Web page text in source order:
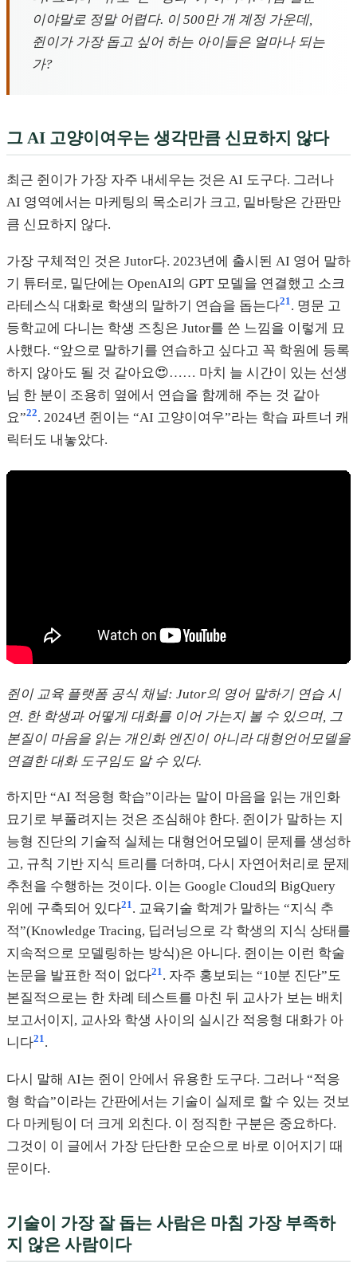
이야말로 정말 어렵다. 이 500만 개 계정 가운데,
쥔이가 가장 돕고 싶어 하는 아이들은 얼마나 되는
가?
그 AI 고양이여우는 생각만큼 신묘하지 않다
최근 쥔이가 가장 자주 내세우는 것은 AI 도구다. 그러나
AI 영역에서는 마케팅의 목소리가 크고, 밑바탕은 간판만
큼 신묘하지 않다.
가장 구체적인 것은 Jutor다. 2023년에 출시된 AI 영어 말하
기 튜터로, 밑단에는 OpenAI의 GPT 모델을 연결했고 소크
라테스식 대화로 학생의 말하기 연습을 돕는다21. 명문 고
등학교에 다니는 학생 즈칭은 Jutor를 쓴 느낌을 이렇게 묘
사했다. “앞으로 말하기를 연습하고 싶다고 꼭 학원에 등록
하지 않아도 될 것 같아요😍…… 마치 늘 시간이 있는 선생
님 한 분이 조용히 옆에서 연습을 함께해 주는 것 같아
요”22. 2024년 쥔이는 “AI 고양이여우”라는 학습 파트너 캐
릭터도 내놓았다.
쥔이 교육 플랫폼 공식 채널: Jutor의 영어 말하기 연습 시
연. 한 학생과 어떻게 대화를 이어 가는지 볼 수 있으며, 그
본질이 마음을 읽는 개인화 엔진이 아니라 대형언어모델을
연결한 대화 도구임도 알 수 있다.
하지만 “AI 적응형 학습”이라는 말이 마음을 읽는 개인화
묘기로 부풀려지는 것은 조심해야 한다. 쥔이가 말하는 지
능형 진단의 기술적 실체는 대형언어모델이 문제를 생성하
고, 규칙 기반 지식 트리를 더하며, 다시 자연어처리로 문제
추천을 수행하는 것이다. 이는 Google Cloud의 BigQuery
위에 구축되어 있다21 . 교육기술 학계가 말하는 “지식 추
적”(Knowledge Tracing, 딥러닝으로 각 학생의 지식 상태를
지속적으로 모델링하는 방식)은 아니다. 쥔이는 이런 학술
논문을 발표한 적이 없다21 . 자주 홍보되는 “10분 진단”도
본질적으로는 한 차례 테스트를 마친 뒤 교사가 보는 배치
보고서이지, 교사와 학생 사이의 실시간 적응형 대화가 아
니다21 .
다시 말해 AI는 쥔이 안에서 유용한 도구다. 그러나 “적응
형 학습”이라는 간판에서는 기술이 실제로 할 수 있는 것보
다 마케팅이 더 크게 외친다. 이 정직한 구분은 중요하다.
그것이 이 글에서 가장 단단한 모순으로 바로 이어지기 때
문이다.
기술이 가장 잘 돕는 사람은 마침 가장 부족하
지 않은 사람이다